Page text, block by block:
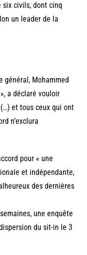
six civils, dont cinq
un leader de la
général, Mohammed
a déclaré vouloir
et tous ceux qui ont
n’exclura
pour « une
et indépendante,
des dernières
une enquête
du sit-in le 3